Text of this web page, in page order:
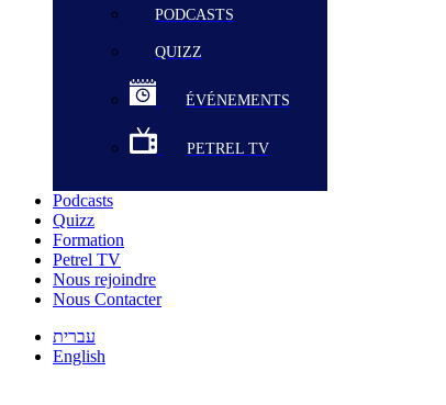
PODCASTS
QUIZZ
ÉVÉNEMENTS
PETREL TV
Podcasts
Quizz
Formation
Petrel TV
Nous rejoindre
Nous Contacter
עברית
English